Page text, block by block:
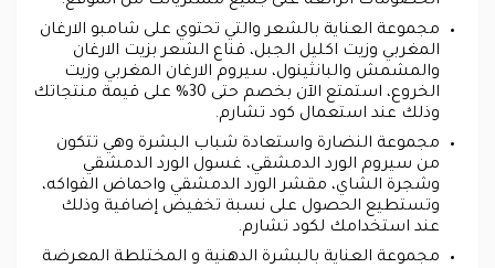
مجموعة العناية بالشعر والتي تحتوي على شامبو الارغان
المغربي وزيت اكليل الجبل، قناع الشعر بزيت الارغان
والمشمش والبانثينول، سيروم الارغان المغربي وزيت
الخروع، استمتع الآن بخصم حتى 30% على قيمة منتجاتك
وذلك عند استعمال كود تشارم.
مجموعة النضارة واستعادة شباب البشرة وهي تتكون
من سيروم الورد الدمشقي، غسول الورد الدمشقي
وشجرة الشاي، مقشر الورد الدمشقي واحماض الفواكه،
وتستطيع الحصول على نسبة تخفيض إضافية وذلك
عند استخدامك لكود تشارم.
مجموعة العناية بالبشرة الدهنية و المختلطة المعرضة